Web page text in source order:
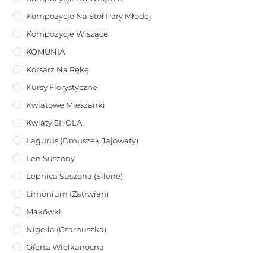
Kompozycje Na Stół Pary Młodej
Kompozycje Wiszące
KOMUNIA
Korsarz Na Rękę
Kursy Florystyczne
Kwiatowe Mieszanki
Kwiaty SHOLA
Lagurus (dmuszek Jajowaty)
Len Suszony
Lepnica Suszona (Silene)
Limonium (zatrwian)
Makówki
Nigella (Czarnuszka)
Oferta Wielkanocna